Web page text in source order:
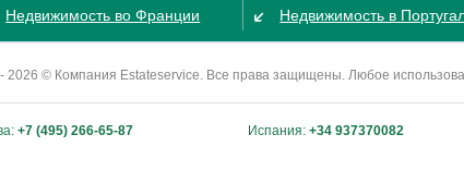
Недвижимость во Франции
Недвижимость в
2026 © Компания Estateservice. Все права защищены. Любое
+7 (495) 266-65-87 Испания: +34 937370082